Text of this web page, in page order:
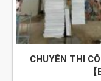
CHUYÊN THI